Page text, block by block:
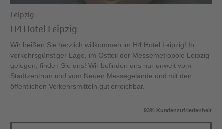
Leipzig
H4 Hotel Leipzig
Wir heißen Sie herzlich willkommen im H4 Hotel Leipzig! In
verkehrsgünstiger Lage, im Ostteil der Messemetropole Leipzig
gelegen, finden Sie uns! Wir befinden uns nur unweit vom
Stadtzentrum und vom Neuen Messegelände und mit den
öffentlichen Verkehrsmitteln gut erreichbar.
93% Kundenzufriedenheit